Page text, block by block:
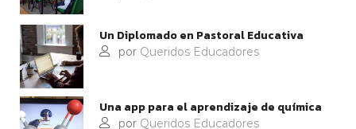
Un Diplomado en Pastoral Educativa
por Queridos Educadores
Una app para el aprendizaje de química
por Queridos Educadores